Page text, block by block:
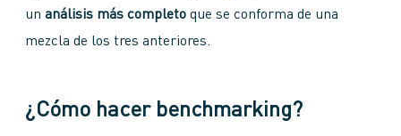
un análisis más completo que se conforma de una
mezcla de los tres anteriores.
¿Cómo hacer benchmarking?